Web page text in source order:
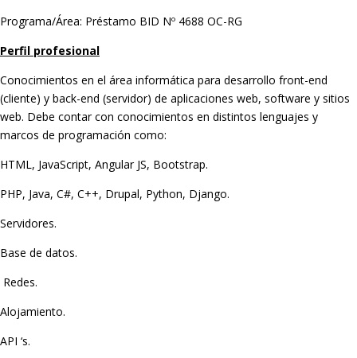
Programa/Área: Préstamo BID Nº 4688 OC-RG
Perfil profesional
Conocimientos en el área informática para desarrollo front-end
(cliente) y back-end (servidor) de aplicaciones web, software y sitios
web. Debe contar con conocimientos en distintos lenguajes y
marcos de programación como:
HTML, JavaScript, Angular JS, Bootstrap.
PHP, Java, C#, C++, Drupal, Python, Django.
Servidores.
Base de datos.
Redes.
Alojamiento.
API ‘s.